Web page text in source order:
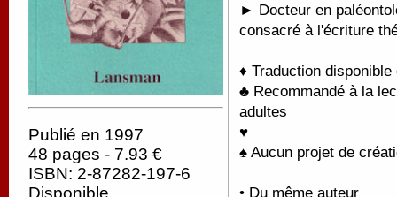
Publié en 1997
48 pages - 7.93 €
ISBN: 2-87282-197-6
Disponible
► Docteur en
consacré à l'écriture
♦ Traduction
♣ Recommandé à la
adultes
♥
♠ Aucun projet de
• Du même auteur